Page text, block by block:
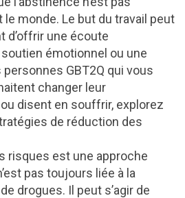
le monde. Le but du travail peut
d’offrir une écoute
émotionnel ou une
personnes GBT2Q qui vous
changer leur
disent en souffrir, explorez
de réduction des
risques est une approche
pas toujours liée à la
drogues. Il peut s’agir de